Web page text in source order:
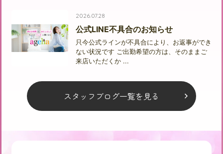
2026.07.28
公式LINE不具合のお知らせ
只今公式ラインが不具合により、お返事ができ
ない状況です ご出勤希望の方は、そのままご
来店いただくか ...
スタッフブログ一覧を見る